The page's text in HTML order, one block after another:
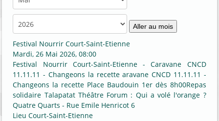
Aller au mois
Festival Nourrir Court-Saint-Etienne
Mardi, 26 Mai 2026, 08:00
Festival Nourrir Court-Saint-Etienne - Caravane CNCD
11.11.11 - Changeons la recette aravane CNCD 11.11.11 -
Changeons la recette Place Baudouin 1er dès 8h00Repas
solidaire Talapatat Théâtre Forum : Qui a volé l'orange ?
Quatre Quarts - Rue Emile Henricot 6
LieuCourt-Saint-Etienne